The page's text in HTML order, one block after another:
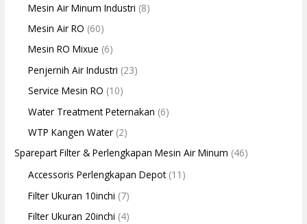
Mesin Air Minum Industri (8)
Mesin Air RO (60)
Mesin RO Mixue (6)
Penjernih Air Industri (23)
Service Mesin RO (10)
Water Treatment Peternakan (6)
WTP Kangen Water (2)
Sparepart Filter & Perlengkapan Mesin Air Minum (46)
Accessoris Perlengkapan Depot(11)
Filter Ukuran 10inchi (7)
Filter Ukuran 20inchi (4)